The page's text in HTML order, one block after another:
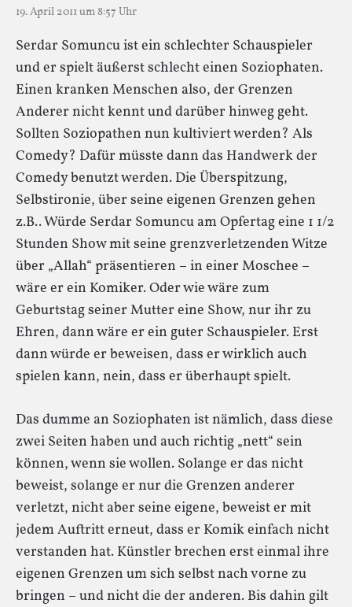
19. April 2011 um 8:57 Uhr
Serdar Somuncu ist ein schlechter Schauspieler
und er spielt äußerst schlecht einen Soziophaten.
Einen kranken Menschen also, der Grenzen
Anderer nicht kennt und darüber hinweg geht.
Sollten Soziopathen nun kultiviert werden? Als
Comedy? Dafür müsste dann das Handwerk der
Comedy benutzt werden. Die Überspitzung,
Selbstironie, über seine eigenen Grenzen gehen
z.B.. Würde Serdar Somuncu am Opfertag eine 1 1/2
Stunden Show mit seine grenzverletzenden Witze
über „Allah“ präsentieren – in einer Moschee –
wäre er ein Komiker. Oder wie wäre zum
Geburtstag seiner Mutter eine Show, nur ihr zu
Ehren, dann wäre er ein guter Schauspieler. Erst
dann würde er beweisen, dass er wirklich auch
spielen kann, nein, dass er überhaupt spielt.
Das dumme an Soziophaten ist nämlich, dass diese
zwei Seiten haben und auch richtig „nett“ sein
können, wenn sie wollen. Solange er das nicht
beweist, solange er nur die Grenzen anderer
verletzt, nicht aber seine eigene, beweist er mit
jedem Auftritt erneut, dass er Komik einfach nicht
verstanden hat. Künstler brechen erst einmal ihre
eigenen Grenzen um sich selbst nach vorne zu
bringen – und nicht die der anderen. Bis dahin gilt